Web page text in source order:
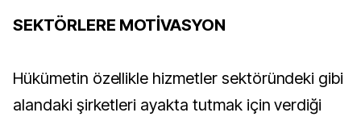
SEKTÖRLERE MOTİVASYON
Hükümetin özellikle hizmetler sektöründeki gibi
alandaki şirketleri ayakta tutmak için verdiği